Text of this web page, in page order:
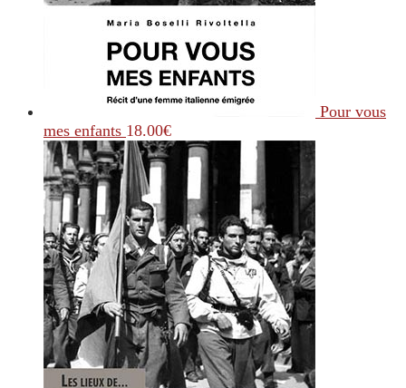
Pour vous
mes enfants 18.00€